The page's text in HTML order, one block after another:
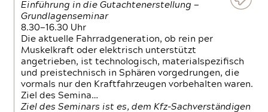
Einführung in die Gutachtenerstellung —
Grundlagenseminar
8.30—16.30 Uhr
Die aktuelle Fahrradgeneration, ob rein per
Muskelkraft oder elektrisch unterstützt
angetrieben, ist technologisch, materialspezifisch
und preistechnisch in Sphären vorgedrungen, die
vormals nur den Kraftfahrzeugen vorbehalten waren.
Ziel des Semina…
Ziel des Seminars ist es, dem Kfz-Sachverständigen